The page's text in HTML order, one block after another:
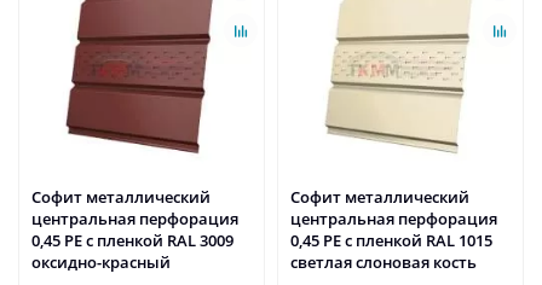
Софит металлический
центральная перфорация
0,45 PE с пленкой RAL 3009
оксидно-красный
Софит металлический
центральная перфорация
0,45 PE с пленкой RAL 1015
светлая слоновая кость